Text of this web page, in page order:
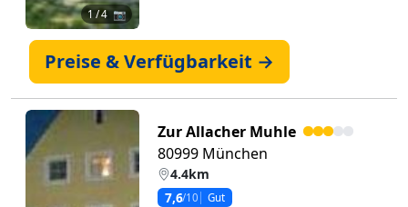
1 / 4 📷
Preise & Verfügbarkeit →
Zur Allacher Muhle
80999 München
4.4km
7,6/10 Gut